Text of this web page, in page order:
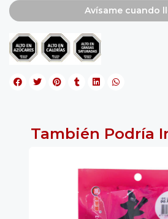
Avísame cuando
También Podría